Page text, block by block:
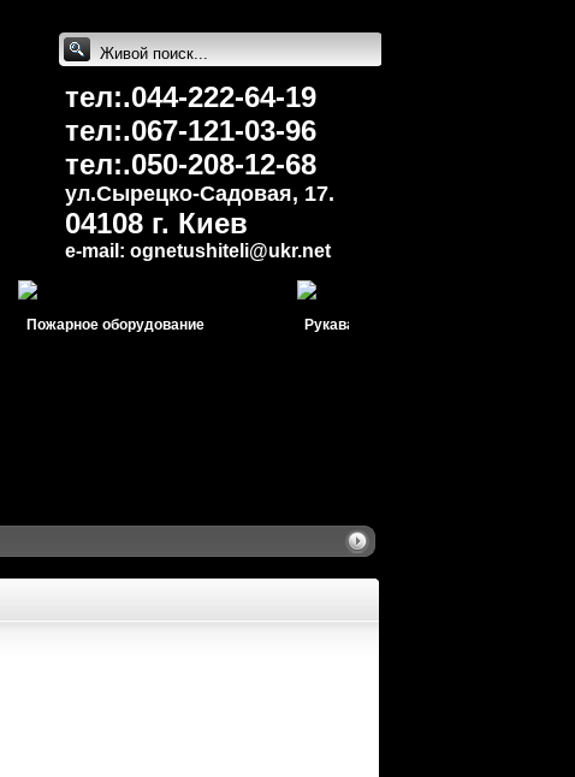
тел:.044-222-64-19
тел:.067-121-03-96
тел:.050-208-12-68
ул.Сырецко-Cадовая, 17.
04108 г. Киев
e-mail: ognetushiteli@ukr.net
Пожарное оборудование Рукава пожарные